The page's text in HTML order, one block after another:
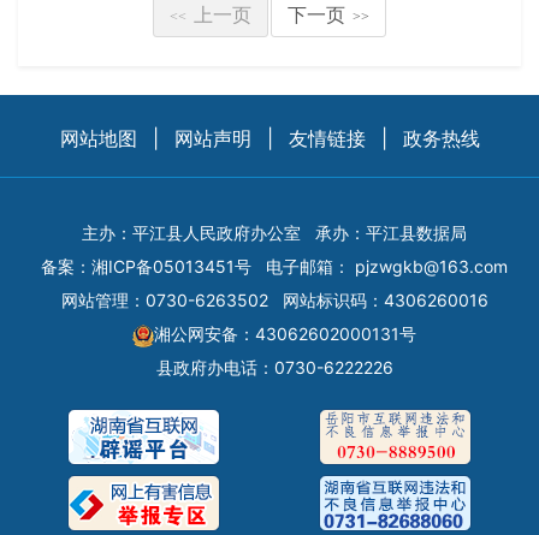
<< 上一页 下一页 >>
网站地图 网站声明 友情链接 政务热线
主办：平江县人民政府办公室
承办：平江县数据局
备案： 湘ICP备05013451号 电子邮箱： pjzwgkb@163.com
网站管理：0730-6263502
网站标识码：4306260016
湘公网安备：43062602000131号
县政府办电话：0730-6222226